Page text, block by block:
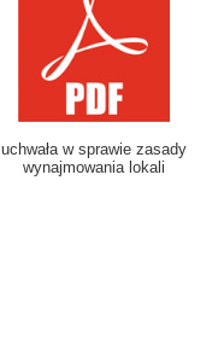
uchwała w sprawie zasady
wynajmowania lokali